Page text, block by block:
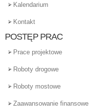
Kalendarium
Kontakt
POSTĘP PRAC
Prace projektowe
Roboty drogowe
Roboty mostowe
Zaawansowanie finansowe